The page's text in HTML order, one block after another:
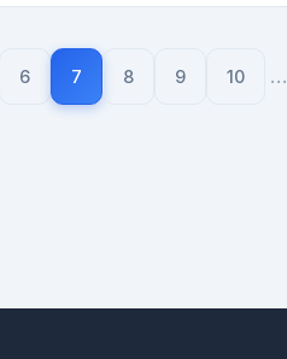
6 7 8 9 10 …